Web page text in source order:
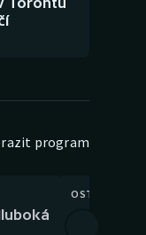
program
OSTATNÍ